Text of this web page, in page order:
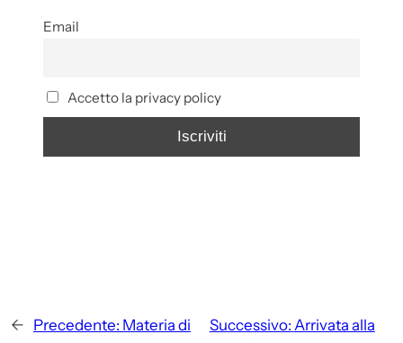
Email
Accetto la privacy policy
← Precedente: Materia di
Successivo: Arrivata alla